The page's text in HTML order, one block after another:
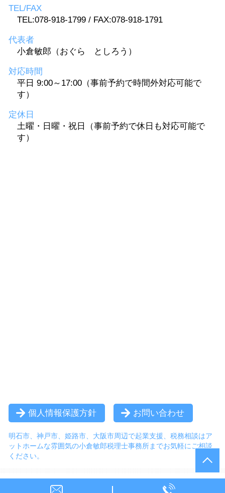
TEL/FAX
TEL:078-918-1799 / FAX:078-918-1791
代表者
小倉敏郎（おぐら としろう）
対応時間
平日 9:00～17:00（事前予約で時間外対応可能で
す）
定休日
土曜・日曜・祝日（事前予約で休日も対応可能で
す）
個人情報保護方針 お問い合わせ
明石市、神戸市、姫路市、大阪市周辺で起業支援、税務相談はア
ットホームな雰囲気の小倉敏郎税理士事務所までお気軽にご相談
ください。
© 小倉敏郎税理士事務所